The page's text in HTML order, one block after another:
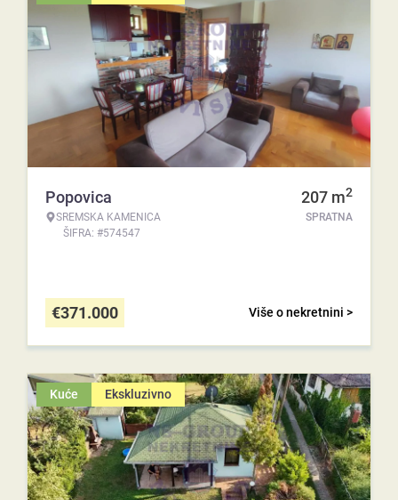
Popovica
SREMSKA KAMENICA
ŠIFRA: #574547
207 m2
SPRATNA
Više o nekretnini >
€371.000
Kuće Ekskluzivno